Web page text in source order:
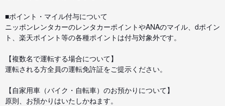
■ポイント・マイル付与について
ニッポンレンタカーのレンタカーポイントやANAのマイル、dポイン
ト、楽天ポイント等の各種ポイントは付与対象外です。
【複数名で運転する場合について】
運転される方全員の運転免許証をご提示ください。
【自家用車（バイク・自転車）のお預かりについて】
原則、お預かりはいたしかねます。